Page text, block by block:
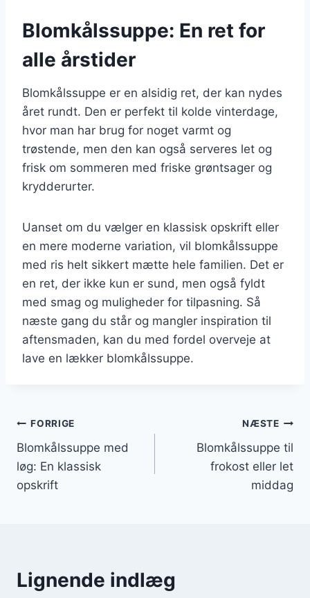
Blomkålssuppe: En ret for
alle årstider
Blomkålssuppe er en alsidig ret, der kan nydes
året rundt. Den er perfekt til kolde vinterdage,
hvor man har brug for noget varmt og
trøstende, men den kan også serveres let og
frisk om sommeren med friske grøntsager og
krydderurter.
Uanset om du vælger en klassisk opskrift eller
en mere moderne variation, vil blomkålssuppe
med ris helt sikkert mætte hele familien. Det er
en ret, der ikke kun er sund, men også fyldt
med smag og muligheder for tilpasning. Så
næste gang du står og mangler inspiration til
aftensmaden, kan du med fordel overveje at
lave en lækker blomkålssuppe.
Indlægsnavigation
FORRIGE
Blomkålssuppe med
løg: En klassisk
opskrift
NÆSTE
Blomkålssuppe til
frokost eller let
middag
Lignende indlæg